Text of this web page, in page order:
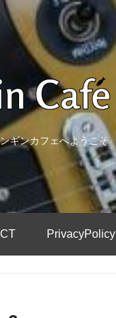
ギンカフェへようこそ
PrivacyPolicy